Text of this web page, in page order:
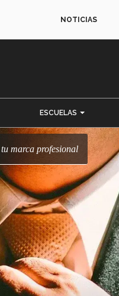
NOTICIAS
ESCUELAS
tu marca profesional